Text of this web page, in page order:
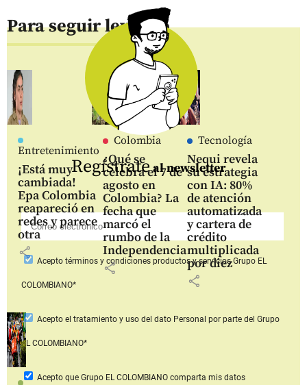
Para seguir leyendo
Entretenimiento
¡Está muy
cambiada!
Epa Colombia
reapareció en
redes y parece
otra
share
Colombia
¿Qué se
celebra el 7 de
agosto en
Colombia? La
fecha que
marcó el
rumbo de la
Independencia
share
Tecnología
Nequi revela
su estrategia
con IA: 80%
de atención
automatizada
y cartera de
crédito
multiplicada
por diez
share
Regístrateal newsletter
Aceptotérminos y condiciones productos y serviciosGrupo EL
COLOMBIANO*
Acepto el tratamiento y uso del dato Personal por parte del Grupo
EL COLOMBIANO*
Acepto que Grupo EL COLOMBIANOcomparta mis datos